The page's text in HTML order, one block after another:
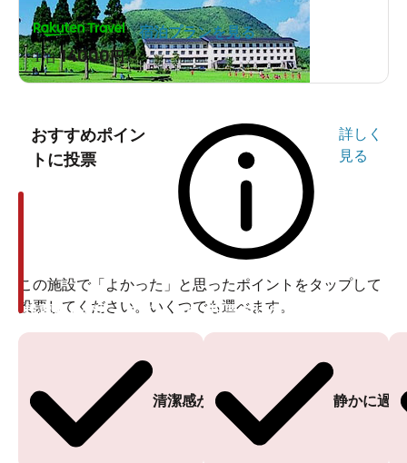
1泊14000円～
宿泊プランを見る
おすすめポイン
トに投票
詳しく
見る
この施設で「よかった」と思ったポイントをタップして
投票してください。いくつでも選べます。
清潔感がある
投票ありがとうございます
静かに過
投票ありがとうございます